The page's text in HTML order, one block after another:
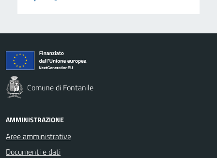
Comune di Fontanile
AMMINISTRAZIONE
Aree amministrative
Documenti e dati